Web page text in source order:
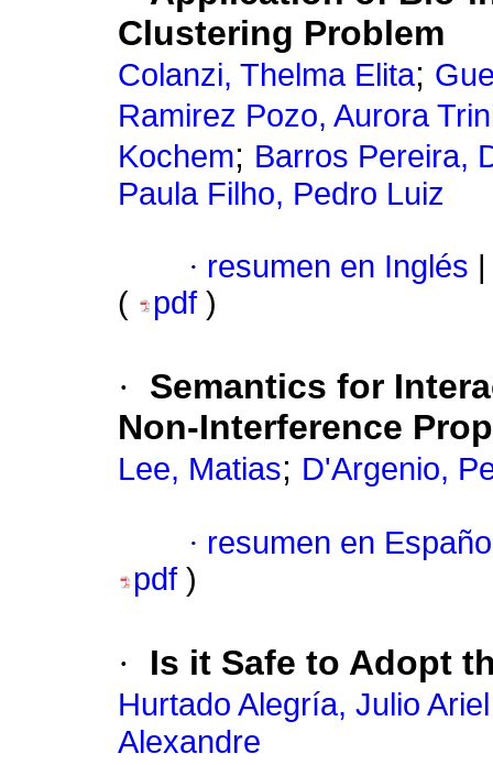
Clustering Problem
Colanzi, Thelma Elita;
Ramirez Pozo, Aurora
Kochem; Barros Pereira,
Paula Filho, Pedro Luiz
· resumen en Inglés
(
pdf )
·
Semantics for
Non-Interference
Lee, Matias; D'Argenio,
· resumen en
pdf )
· Is it Safe to Adopt
Hurtado Alegría, Julio Ariel
Alexandre